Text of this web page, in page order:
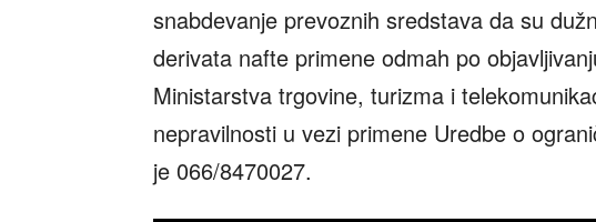
snabdevanje prevoznih sredstava da su
derivata nafte primene odmah po
Ministarstva trgovine, turizma i
nepravilnosti u vezi primene Uredbe o
je 066/8470027.